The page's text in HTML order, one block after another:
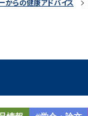
からの健康アドバイス